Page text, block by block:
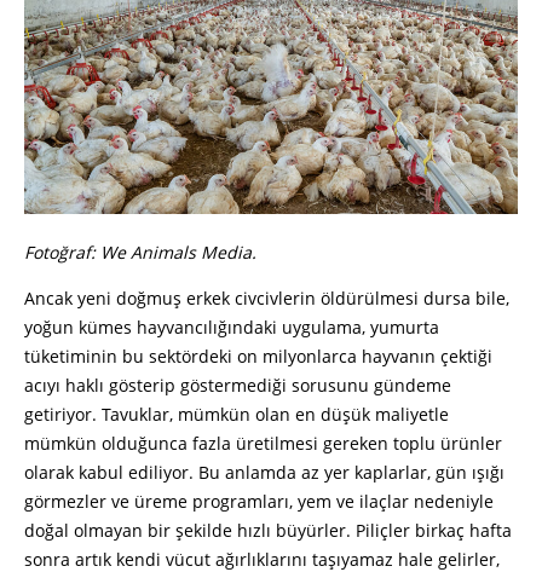
Fotoğraf: We Animals Media.
Ancak yeni doğmuş erkek civcivlerin öldürülmesi dursa bile,
yoğun kümes hayvancılığındaki uygulama, yumurta
tüketiminin bu sektördeki on milyonlarca hayvanın çektiği
acıyı haklı gösterip göstermediği sorusunu gündeme
getiriyor. Tavuklar, mümkün olan en düşük maliyetle
mümkün olduğunca fazla üretilmesi gereken toplu ürünler
olarak kabul ediliyor. Bu anlamda az yer kaplarlar, gün ışığı
görmezler ve üreme programları, yem ve ilaçlar nedeniyle
doğal olmayan bir şekilde hızlı büyürler. Piliçler birkaç hafta
sonra artık kendi vücut ağırlıklarını taşıyamaz hale gelirler,